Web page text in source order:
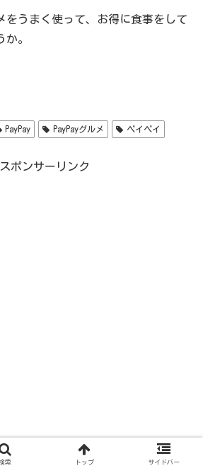
をうまく使って、お得に食事をして
。
PayPay PayPayグルメ ペイペイ
スポンサーリンク
索 トップ サイドバー